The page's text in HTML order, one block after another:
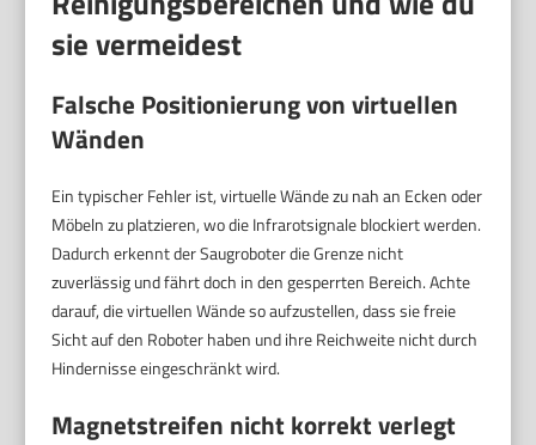
sie vermeidest
Falsche Positionierung von virtuellen
Wänden
Ein typischer Fehler ist, virtuelle Wände zu nah an Ecken oder
Möbeln zu platzieren, wo die Infrarotsignale blockiert werden.
Dadurch erkennt der Saugroboter die Grenze nicht
zuverlässig und fährt doch in den gesperrten Bereich. Achte
darauf, die virtuellen Wände so aufzustellen, dass sie freie
Sicht auf den Roboter haben und ihre Reichweite nicht durch
Hindernisse eingeschränkt wird.
Magnetstreifen nicht korrekt verlegt